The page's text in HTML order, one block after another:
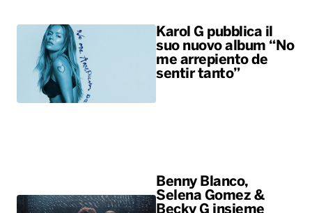
Karol G pubblica il
suo nuovo album “No
me arrepiento de
sentir tanto”
Benny Blanco,
Selena Gomez &
Becky G insieme